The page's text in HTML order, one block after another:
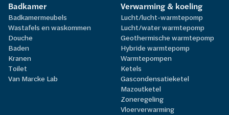
Badkamer
Badkamermeubels
Wastafels en waskommen
Douche
Baden
Kranen
Toilet
Van Marcke Lab
Verwarming & koeling
Lucht/lucht-warmtepomp
Lucht/water warmtepomp
Geothermische warmtepomp
Hybride warmtepomp
Warmtepompen
Ketels
Gascondensatieketel
Mazoutketel
Zoneregeling
Vloerverwarming